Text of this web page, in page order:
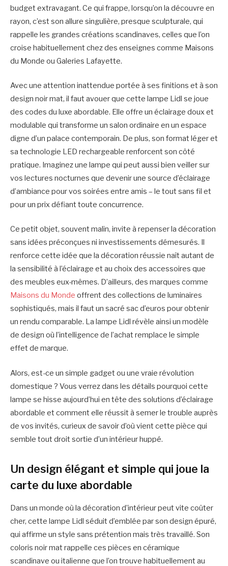
budget extravagant. Ce qui frappe, lorsqu’on la découvre en
rayon, c’est son allure singulière, presque sculpturale, qui
rappelle les grandes créations scandinaves, celles que l’on
croise habituellement chez des enseignes comme Maisons
du Monde ou Galeries Lafayette.
Avec une attention inattendue portée à ses finitions et à son
design noir mat, il faut avouer que cette lampe Lidl se joue
des codes du luxe abordable. Elle offre un éclairage doux et
modulable qui transforme un salon ordinaire en un espace
digne d’un palace contemporain. De plus, son format léger et
sa technologie LED rechargeable renforcent son côté
pratique. Imaginez une lampe qui peut aussi bien veiller sur
vos lectures nocturnes que devenir une source d’éclairage
d’ambiance pour vos soirées entre amis – le tout sans fil et
pour un prix défiant toute concurrence.
Ce petit objet, souvent malin, invite à repenser la décoration
sans idées préconçues ni investissements démesurés. Il
renforce cette idée que la décoration réussie naît autant de
la sensibilité à l’éclairage et au choix des accessoires que
des meubles eux-mêmes. D’ailleurs, des marques comme
Maisons du Monde offrent des collections de luminaires
sophistiqués, mais il faut un sacré sac d’euros pour obtenir
un rendu comparable. La lampe Lidl révèle ainsi un modèle
de design où l’intelligence de l’achat remplace le simple
effet de marque.
Alors, est-ce un simple gadget ou une vraie révolution
domestique ? Vous verrez dans les détails pourquoi cette
lampe se hisse aujourd’hui en tête des solutions d’éclairage
abordable et comment elle réussit à semer le trouble auprès
de vos invités, curieux de savoir d’où vient cette pièce qui
semble tout droit sortie d’un intérieur huppé.
Un design élégant et simple qui joue la
carte du luxe abordable
Dans un monde où la décoration d’intérieur peut vite coûter
cher, cette lampe Lidl séduit d’emblée par son design épuré,
qui affirme un style sans prétention mais très travaillé. Son
coloris noir mat rappelle ces pièces en céramique
scandinave ou italienne que l’on trouve habituellement au